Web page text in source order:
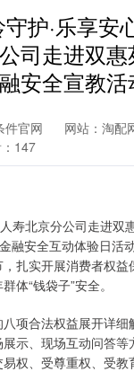
护·乐享安
司走进双
融安全宣教活
件官网 网站：淘配
147
寿北京分公司走进双
融安全互动体验日活
扎实开展消费者权益
体“钱袋子”安全。
项合法权益展开详
示、现场互动问答等
权、受尊重权、受教